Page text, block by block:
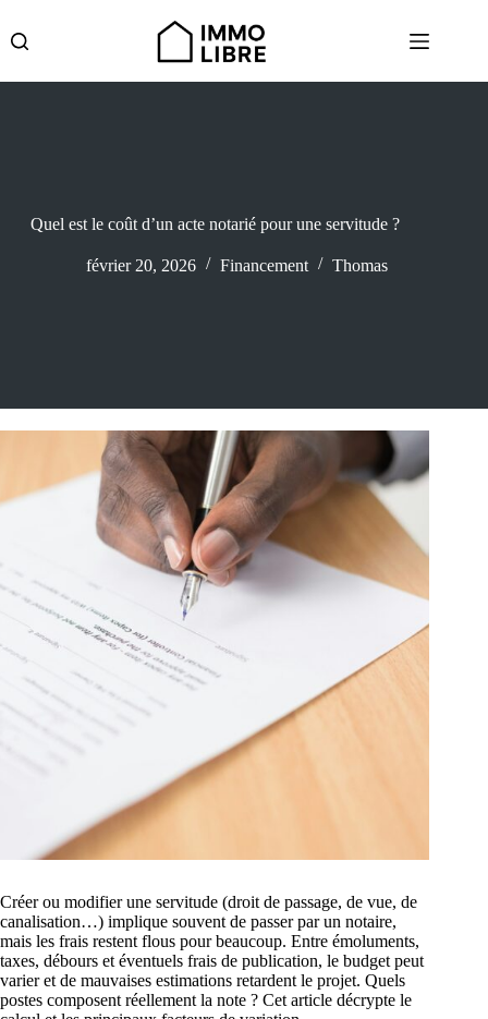
contenu
Quel est le coût d’un acte notarié pour une servitude ?
février 20, 2026 Financement Thomas
Créer ou modifier une servitude (droit de passage, de vue, de
canalisation…) implique souvent de passer par un notaire,
mais les frais restent flous pour beaucoup. Entre émoluments,
taxes, débours et éventuels frais de publication, le budget peut
varier et de mauvaises estimations retardent le projet. Quels
postes composent réellement la note ? Cet article décrypte le